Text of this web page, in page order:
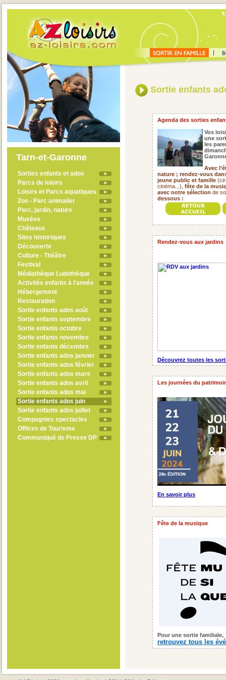
Tarn-et-Garonne
Sorties enfants et ados
Parcs de loisirs
Loisirs et Parcs aquatiques
Zoo - Parc animalier
Parc, jardin, nature
Musées
Châteaux
Sites historiques
Découverte
Culture - Théâtre
Festival
Médiathèque Ludothèque
Activités enfants à l'année
Hébergement
Restauration
Sortie enfants ados août
Sortie enfants septembre
Sortie enfants octobre
Sortie enfants novembre
Sortie enfants décembre
Sortie enfants ados janvier
Sortie enfants ados février
Sortie enfants ados mars
Sortie enfants ados avril
Sortie enfants ados mai
Sortie enfants ados juin
Sortie enfants ados juillet
Compagnies spectacles
Offices de Tourisme
Communiqué de Presse DP
Sortie enfants
Agenda des sorties
Vos
une
les
Avec
nature ; rendez-vous
jeune public et famille
cinéma...), fête de la
avec notre sélection de
dessous :
Rendez-vous aux jardins
Découvrez toutes les
Les journées du
En savoir plus
Fête de la musique
Pour une sortie familiale,
retrouvez tous les